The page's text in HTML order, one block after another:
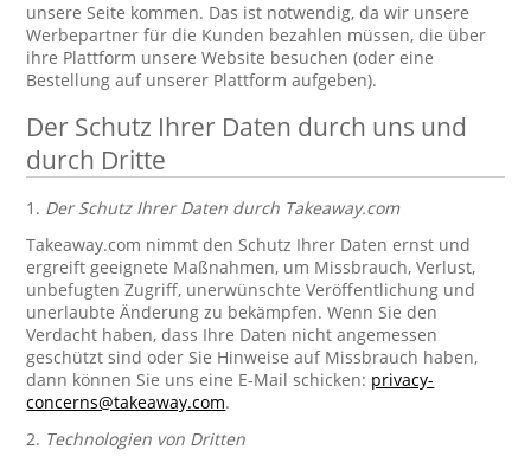
unsere Seite kommen. Das ist notwendig, da wir unsere
Werbepartner für die Kunden bezahlen müssen, die über
ihre Plattform unsere Website besuchen (oder eine
Bestellung auf unserer Plattform aufgeben).
Der Schutz Ihrer Daten durch uns und
durch Dritte
1. Der Schutz Ihrer Daten durch Takeaway.com
Takeaway.com nimmt den Schutz Ihrer Daten ernst und
ergreift geeignete Maßnahmen, um Missbrauch, Verlust,
unbefugten Zugriff, unerwünschte Veröffentlichung und
unerlaubte Änderung zu bekämpfen. Wenn Sie den
Verdacht haben, dass Ihre Daten nicht angemessen
geschützt sind oder Sie Hinweise auf Missbrauch haben,
dann können Sie uns eine E-Mail schicken: privacy-
concerns@takeaway.com.
2. Technologien von Dritten